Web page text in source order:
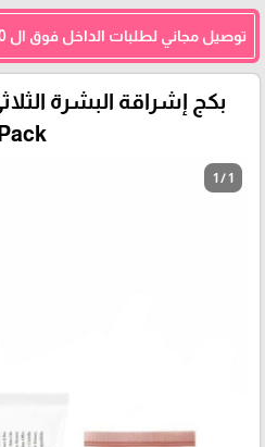
توصيل مجاني لطلبات الداخل فوق ال 800 شيكل
Pack
1 / 1